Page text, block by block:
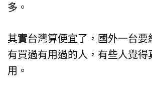
多。
其實台灣算便宜了，國外一台要
有買過有用過的人，有些人覺得
用。